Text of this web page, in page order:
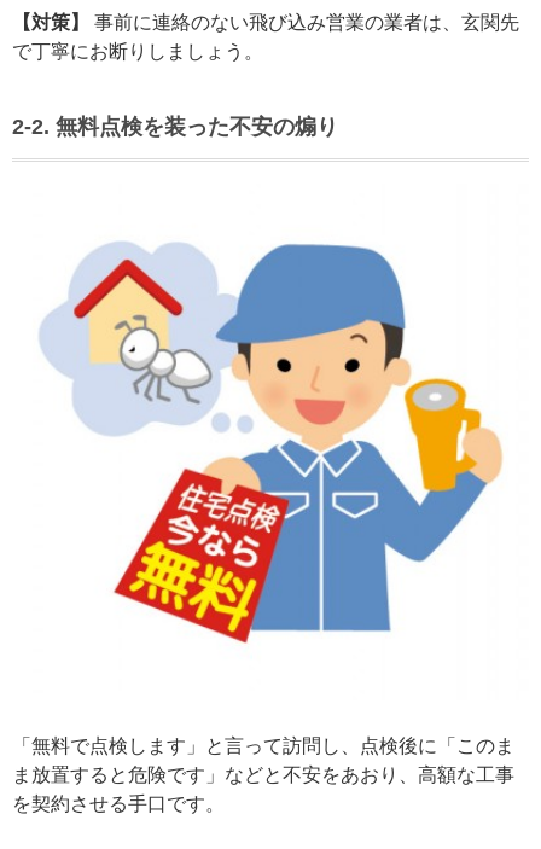
【対策】
事前に連絡のない飛び込み営業の業者は、玄関先
で丁寧にお断りしましょう。
2-2. 無料点検を装った不安の煽り
「無料で点検します」と言って訪問し、点検後に「このま
ま放置すると危険です」などと不安をあおり、高額な工事
を契約させる手口です。